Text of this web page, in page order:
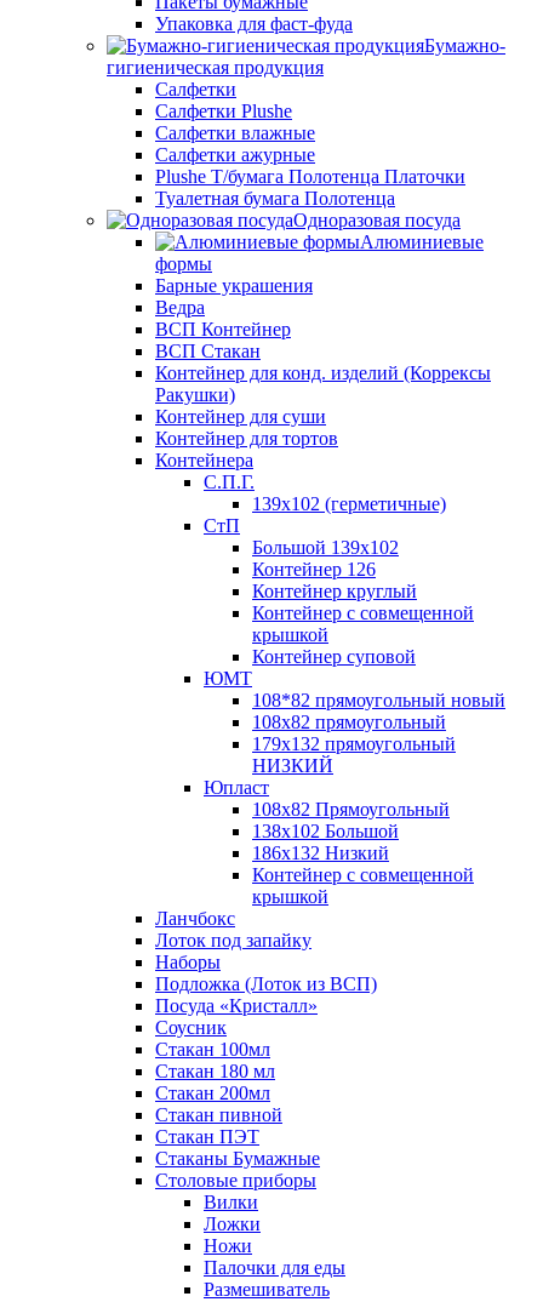
Упаковка для фаст-фуда
Бумажно-
гигиеническая продукция
Салфетки
Салфетки Plushe
Салфетки влажные
Салфетки ажурные
Plushe Т/бумага Полотенца Платочки
Туалетная бумага Полотенца
Одноразовая посуда
Алюминиевые
формы
Барные украшения
Ведра
ВСП Контейнер
ВСП Стакан
Контейнер для конд. изделий (Коррексы
Ракушки)
Контейнер для суши
Контейнер для тортов
Контейнера
С.П.Г.
139х102 (герметичные)
СтП
Большой 139х102
Контейнер 126
Контейнер круглый
Контейнер с совмещенной
крышкой
Контейнер суповой
ЮМТ
108*82 прямоугольный новый
108х82 прямоугольный
179х132 прямоугольный
НИЗКИЙ
Юпласт
108х82 Прямоугольный
138х102 Большой
186х132 Низкий
Контейнер с совмещенной
крышкой
Ланчбокс
Лоток под запайку
Наборы
Подложка (Лоток из ВСП)
Посуда «Кристалл»
Соусник
Стакан 100мл
Стакан 180 мл
Стакан 200мл
Стакан пивной
Стакан ПЭТ
Стаканы Бумажные
Столовые приборы
Вилки
Ложки
Ножи
Палочки для еды
Размешиватель